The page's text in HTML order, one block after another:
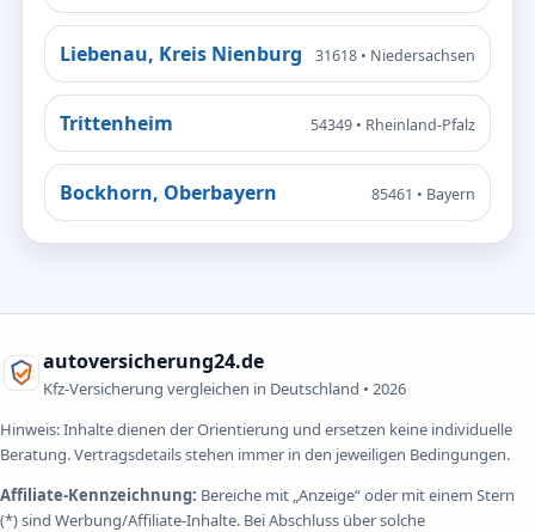
Liebenau, Kreis Nienburg 31618 • Niedersachsen
Trittenheim 54349 • Rheinland-Pfalz
Bockhorn, Oberbayern 85461 • Bayern
autoversicherung24.de
Kfz-Versicherung vergleichen in Deutschland • 2026
Hinweis: Inhalte dienen der Orientierung und ersetzen keine individuelle
Beratung. Vertragsdetails stehen immer in den jeweiligen Bedingungen.
Affiliate-Kennzeichnung: Bereiche mit „Anzeige“ oder mit einem Stern
(*) sind Werbung/Affiliate-Inhalte. Bei Abschluss über solche